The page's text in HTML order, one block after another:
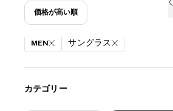
絞り込み条件
MEN サングラス
カテゴリー
価格が高い順